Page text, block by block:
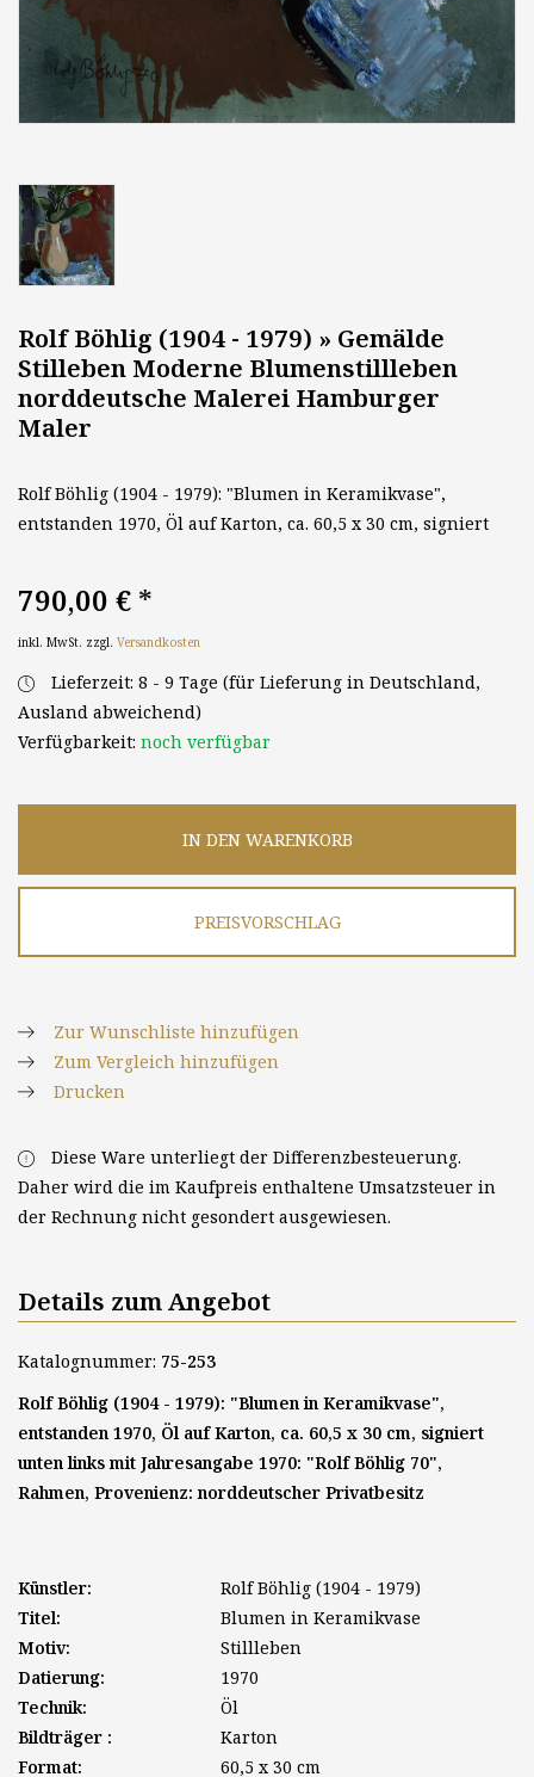
Rolf Böhlig (1904 - 1979) » Gemälde
Stilleben Moderne Blumenstillleben
norddeutsche Malerei Hamburger
Maler
Rolf Böhlig (1904 - 1979): "Blumen in Keramikvase",
entstanden 1970, Öl auf Karton, ca. 60,5 x 30 cm, signiert
790,00 € *
inkl. MwSt. zzgl. Versandkosten
Lieferzeit: 8 - 9 Tage (für Lieferung in Deutschland,
Ausland abweichend)
Verfügbarkeit: noch verfügbar
IN DEN WARENKORB
PREISVORSCHLAG
Zur Wunschliste hinzufügen
Zum Vergleich hinzufügen
Drucken
Diese Ware unterliegt der Differenzbesteuerung.
Daher wird die im Kaufpreis enthaltene Umsatzsteuer in
der Rechnung nicht gesondert ausgewiesen.
Details zum Angebot
Katalognummer: 75-253
Rolf Böhlig (1904 - 1979): "Blumen in Keramikvase",
entstanden 1970, Öl auf Karton, ca. 60,5 x 30 cm, signiert
unten links mit Jahresangabe 1970: "Rolf Böhlig 70",
Rahmen, Provenienz: norddeutscher Privatbesitz
Künstler:
Rolf Böhlig (1904 - 1979)
Titel:
Blumen in Keramikvase
Motiv:
Stillleben
Datierung:
1970
Technik:
Öl
Bildträger :
Karton
Format:
60,5 x 30 cm